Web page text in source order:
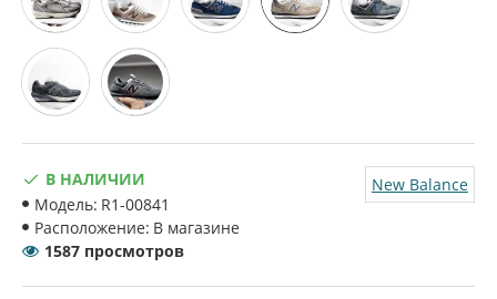
В НАЛИЧИИ
Модель: R1-00841
Расположение: В магазине
New Balance
1587 просмотров